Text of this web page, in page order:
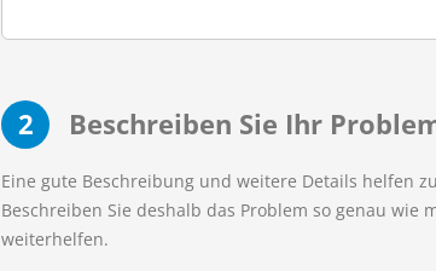
2 Beschreiben Sie Ihr
Eine gute Beschreibung und weitere Details helfen
Beschreiben Sie deshalb das Problem so genau
weiterhelfen.